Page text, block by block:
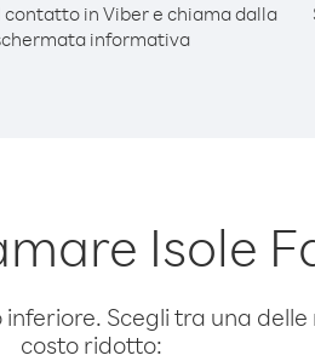
contatto in Viber e chiama dalla
informativa
Isole
Scegli tra una
costo ridotto: